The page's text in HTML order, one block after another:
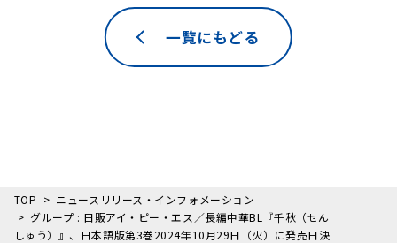
一覧にもどる
TOP
ニュースリリース・インフォメーション
グループ : 日販アイ・ピー・エス／長編中華BL『千秋（せん
しゅう）』、日本語版第3巻2024年10月29日（火）に発売日決